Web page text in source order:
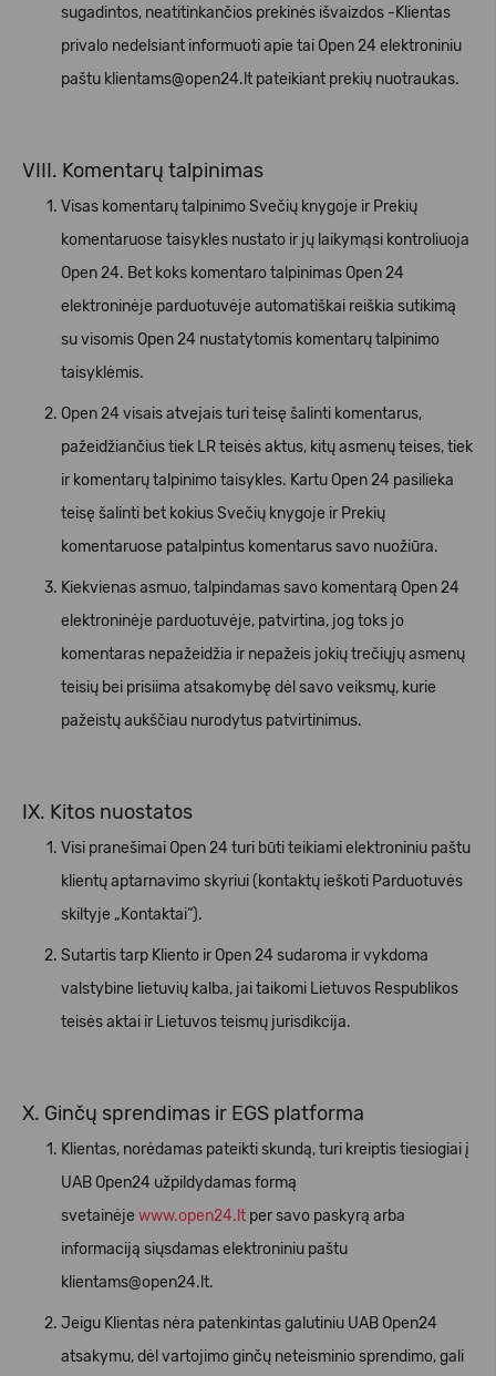
sugadintos, neatitinkančios prekinės išvaizdos -Klientas
privalo nedelsiant informuoti apie tai Open 24 elektroniniu
paštu klientams@open24.lt pateikiant prekių nuotraukas.
VIII. Komentarų talpinimas
Visas komentarų talpinimo Svečių knygoje ir Prekių
komentaruose taisykles nustato ir jų laikymąsi kontroliuoja
Open 24. Bet koks komentaro talpinimas Open 24
elektroninėje parduotuvėje automatiškai reiškia sutikimą
su visomis Open 24 nustatytomis komentarų talpinimo
taisyklėmis.
Open 24 visais atvejais turi teisę šalinti komentarus,
pažeidžiančius tiek LR teisės aktus, kitų asmenų teises, tiek
ir komentarų talpinimo taisykles. Kartu Open 24 pasilieka
teisę šalinti bet kokius Svečių knygoje ir Prekių
komentaruose patalpintus komentarus savo nuožiūra.
Kiekvienas asmuo, talpindamas savo komentarą Open 24
elektroninėje parduotuvėje, patvirtina, jog toks jo
komentaras nepažeidžia ir nepažeis jokių trečiųjų asmenų
teisių bei prisiima atsakomybę dėl savo veiksmų, kurie
pažeistų aukščiau nurodytus patvirtinimus.
IX. Kitos nuostatos
Visi pranešimai Open 24 turi būti teikiami elektroniniu paštu
klientų aptarnavimo skyriui (kontaktų ieškoti Parduotuvės
skiltyje „Kontaktai“).
Sutartis tarp Kliento ir Open 24 sudaroma ir vykdoma
valstybine lietuvių kalba, jai taikomi Lietuvos Respublikos
teisės aktai ir Lietuvos teismų jurisdikcija.
X. Ginčų sprendimas ir EGS platforma
Klientas, norėdamas pateikti skundą, turi kreiptis tiesiogiai į
UAB Open24 užpildydamas formą
svetainėje www.open24.lt per savo paskyrą arba
informaciją siųsdamas elektroniniu paštu
klientams@open24.lt.
Jeigu Klientas nėra patenkintas galutiniu UAB Open24
atsakymu, dėl vartojimo ginčų neteisminio sprendimo, gali